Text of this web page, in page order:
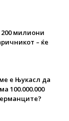
милиони
– ќе
е Њукасл да
100.000.000